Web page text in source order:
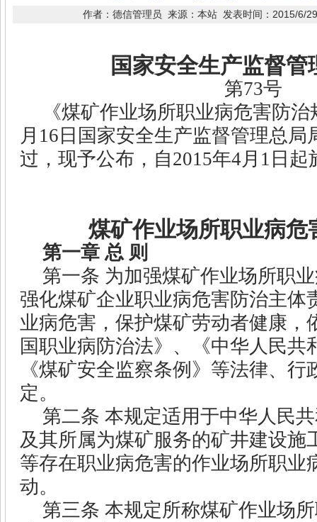
作者：德信管理员 来源：本站 发表时间：2015/6/
国家安全生产监督管
第73号
《煤矿作业场所职业病危害防
月 16 日国家安全生产监督管理总局
过，现予公布，自2015年4月 1 日起
煤矿作业场所职业病危
第一章 总 则
第一条 为加强煤矿作业场所职
强化煤矿企业职业病危害防治主体
业病危害，保护煤矿劳动者健康，
国职业病防治法》、《中华人民共
《煤矿安全监察条例》等法律、
定。
第二条 本规定适用于中华人民
及其所属为煤矿服务的矿井建设施
等存在职业病危害的作业场所职业
动。
第三条 本规定所称煤矿作业场